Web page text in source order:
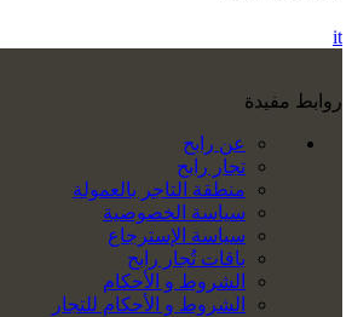
it
روابط مفيدة
عن رابح
تجار رابح
منطقة التاجر بالعمولة
سياسة الخصوصية
سياسة الإسترجاع
باقات تُجار رابح
الشروط و الأحكام
الشروط و الأحكام للتجار